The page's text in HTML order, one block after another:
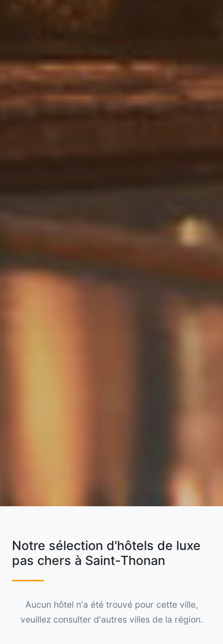
Notre sélection d'hôtels de luxe
pas chers à Saint-Thonan
Aucun hôtel n'a été trouvé pour cette ville,
veuillez consulter d'autres villes de la région.